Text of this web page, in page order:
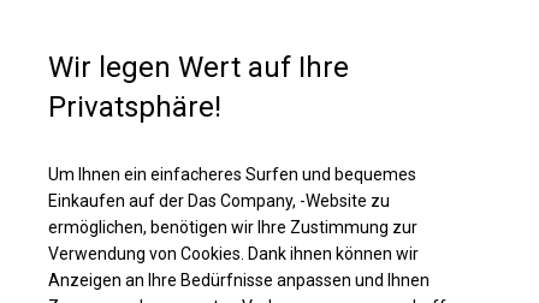
Solides Lager- und Garagenzelt | 5x8 m
BESTSELLER
Wir legen Wert auf Ihre
Privatsphäre!
Um Ihnen ein einfacheres Surfen und bequemes
Einkaufen auf der Das Company, -Website zu
ermöglichen, benötigen wir Ihre Zustimmung zur
Verwendung von Cookies. Dank ihnen können wir
Anzeigen an Ihre Bedürfnisse anpassen und Ihnen